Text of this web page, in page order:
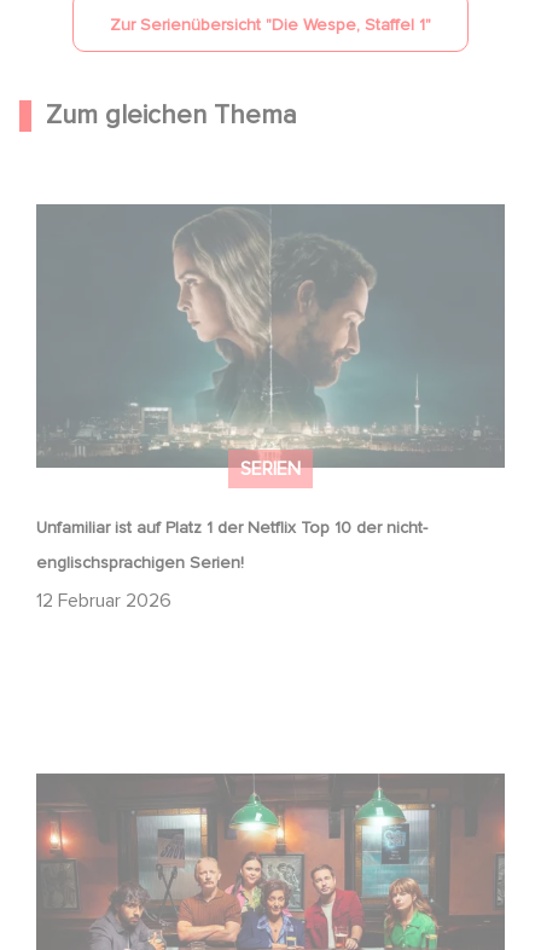
Zur Serienübersicht "Die Wespe, Staffel 1"
Zum gleichen Thema
SERIEN
Unfamiliar ist auf Platz 1 der Netflix Top 10 der nicht-
englischsprachigen Serien!
12 Februar 2026
Unfamiliar ist auf Platz 1 der Netflix Top 10 der nicht-
englischsprachigen Serien!
Wenn gebrochene Herzen Rache wollen: Willkommen im
Revenge Club.